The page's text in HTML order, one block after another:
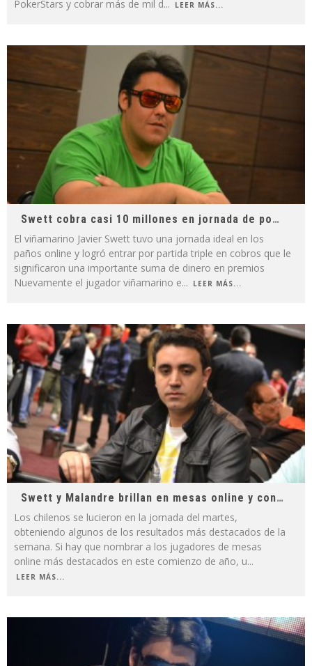
PokerStars y cobrar más de mil d... LEER MÁS...
Swett cobra casi 10 millones en jornada de poker online
El viñamarino Javier Swett tuvo una jornada ideal en los
paños online y logró entrar por partida triple en cobros que le
significaron una importante suma de dinero en premios
Nuevamente el jugador viñamarino e... LEER MÁS...
Swett y Malandre brillan en mesas online y consiguen importantes cobros
Los chilenos se lucieron en la jornada del martes,
obteniendo algunos de los resultados más destacados de la
semana. Si hay que nombrar a los jugadores de mesas
online más destacados en este comienzo de año, u...
LEER MÁS...